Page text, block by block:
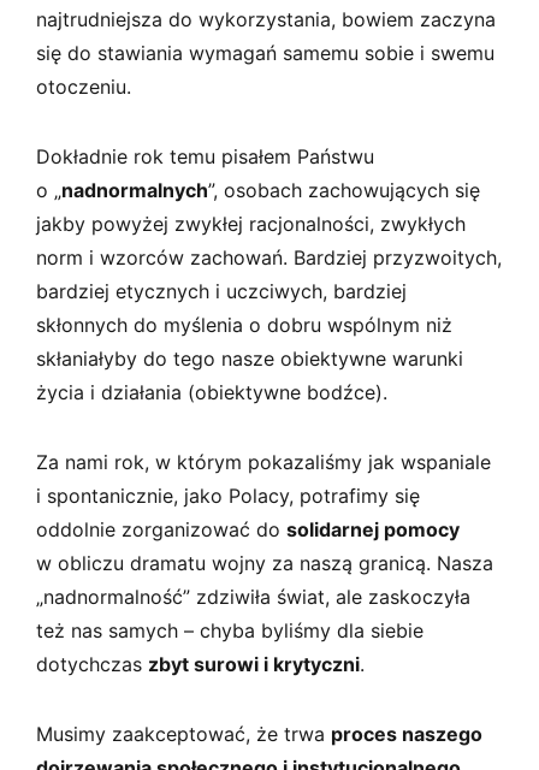
najtrudniejsza do wykorzystania, bowiem zaczyna
się do stawiania wymagań samemu sobie i swemu
otoczeniu.
Dokładnie rok temu pisałem Państwu
o „nadnormalnych”, osobach zachowujących się
jakby powyżej zwykłej racjonalności, zwykłych
norm i wzorców zachowań. Bardziej przyzwoitych,
bardziej etycznych i uczciwych, bardziej
skłonnych do myślenia o dobru wspólnym niż
skłaniałyby do tego nasze obiektywne warunki
życia i działania (obiektywne bodźce).
Za nami rok, w którym pokazaliśmy jak wspaniale
i spontanicznie, jako Polacy, potrafimy się
oddolnie zorganizować do solidarnej pomocy
w obliczu dramatu wojny za naszą granicą. Nasza
„nadnormalność” zdziwiła świat, ale zaskoczyła
też nas samych – chyba byliśmy dla siebie
dotychczas zbyt surowi i krytyczni.
Musimy zaakceptować, że trwa proces naszego